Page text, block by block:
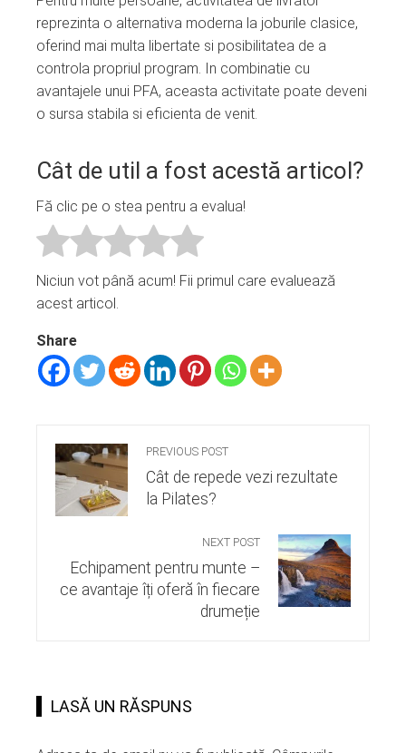
reprezinta o alternativa moderna la joburile clasice,
oferind mai multa libertate si posibilitatea de a
controla propriul program. In combinatie cu
avantajele unui PFA, aceasta activitate poate deveni
o sursa stabila si eficienta de venit.
Cât de util a fost acestă articol?
Fă clic pe o stea pentru a evalua!
Niciun vot până acum! Fii primul care evaluează
acest articol.
Share
PREVIOUS POST
Cât de repede vezi rezultate
la Pilates?
NEXT POST
Echipament pentru munte –
ce avantaje îți oferă în fiecare
drumeție
LASĂ UN RĂSPUNS